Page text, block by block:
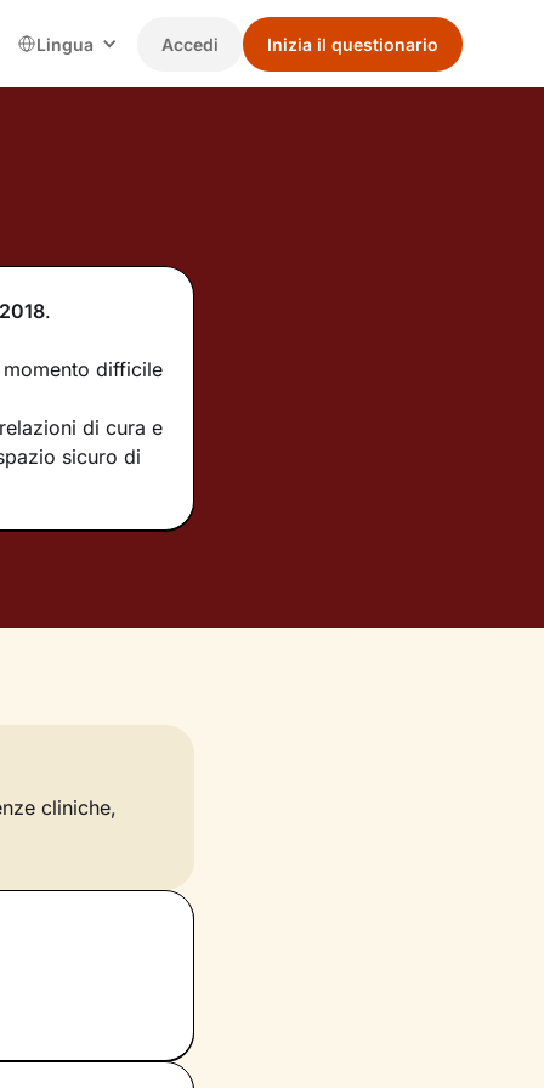
Lingua Accedi Inizia il questionario
2018.
difficile
di cura e
sicuro di
cliniche,